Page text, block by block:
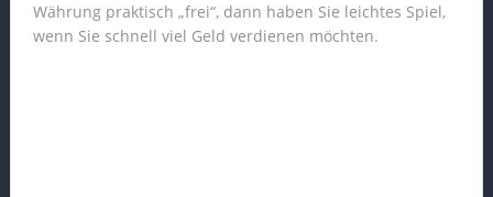
Währung praktisch „frei“, dann haben Sie leichtes Spiel,
wenn Sie schnell viel Geld verdienen möchten.